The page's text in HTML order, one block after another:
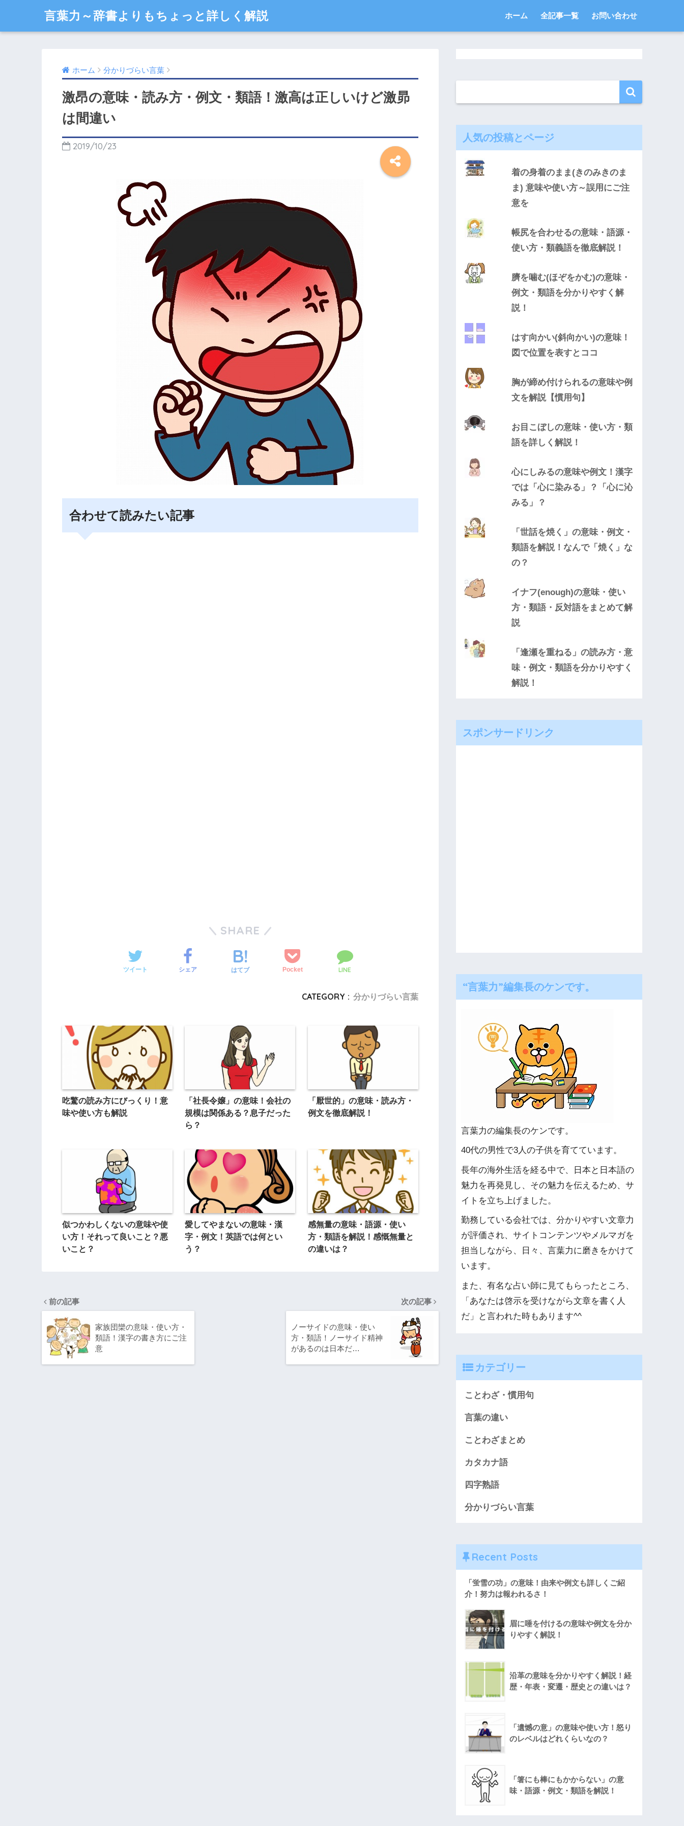
言葉力～辞書よりもちょっと詳しく解説 ホーム 全記事一覧 お問い合わせ
ホーム 分かりづらい言葉
激昂の意味・読み方・例文・類語！激高は正しいけど激昴
は間違い
2019/10/23
合わせて読みたい記事
SHARE
ツイート シェア はてブ Pocket LINE
CATEGORY : 分かりづらい言葉
吃驚の読み方にびっくり！意
味や使い方も解説
「社長令嬢」の意味！会社の
規模は関係ある？息子だった
ら？
「厭世的」の意味・読み方・
例文を徹底解説！
似つかわしくないの意味や使
い方！それって良いこと？悪
いこと？
愛してやまないの意味・漢
字・例文！英語では何とい
う？
感無量の意味・語源・使い
方・類語を解説！感慨無量と
の違いは？
前の記事
家族団欒の意味・使い方・
類語！漢字の書き方にご注
意
次の記事
ノーサイドの意味・使い
方・類語！ノーサイド精神
があるのは日本だ…
人気の投稿とページ
着の身着のまま(きのみきのま
ま) 意味や使い方～誤用にご注
意を
帳尻を合わせるの意味・語源・
使い方・類義語を徹底解説！
臍を噛む(ほぞをかむ)の意味・
例文・類語を分かりやすく解
説！
はす向かい(斜向かい)の意味！
図で位置を表すとココ
胸が締め付けられるの意味や例
文を解説【慣用句】
お目こぼしの意味・使い方・類
語を詳しく解説！
心にしみるの意味や例文！漢字
では「心に染みる」？「心に沁
みる」？
「世話を焼く」の意味・例文・
類語を解説！なんで「焼く」な
の？
イナフ(enough)の意味・使い
方・類語・反対語をまとめて解
説
「逢瀬を重ねる」の読み方・意
味・例文・類語を分かりやすく
解説！
スポンサードリンク
“言葉力”編集長のケンです。
言葉力の編集長のケンです。
40代の男性で3人の子供を育てています。
長年の海外生活を経る中で、日本と日本語の
魅力を再発見し、その魅力を伝えるため、サ
イトを立ち上げました。
勤務している会社では、分かりやすい文章力
が評価され、サイトコンテンツやメルマガを
担当しながら、日々、言葉力に磨きをかけて
います。
また、有名な占い師に見てもらったところ、
「あなたは啓示を受けながら文章を書く人
だ」と言われた時もあります^^
カテゴリー
ことわざ・慣用句
言葉の違い
ことわざまとめ
カタカナ語
四字熟語
分かりづらい言葉
Recent Posts
「蛍雪の功」の意味！由来や例文も詳しくご紹
介！努力は報われるさ！
眉に唾を付けるの意味や例文を分か
りやすく解説！
沿革の意味を分かりやすく解説！経
歴・年表・変遷・歴史との違いは？
「遺憾の意」の意味や使い方！怒り
のレベルはどれくらいなの？
「箸にも棒にもかからない」の意
味・語源・例文・類語を解説！